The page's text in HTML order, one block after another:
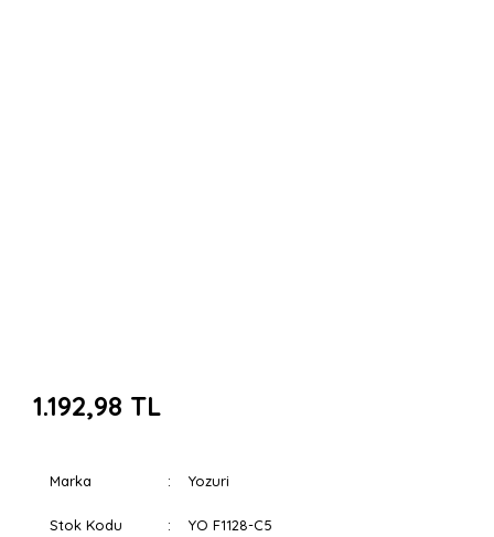
1.192,98 TL
Marka Yozuri
Stok Kodu YO F1128-C5